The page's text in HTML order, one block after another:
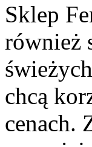
Sklep
również
chcą
cenach.